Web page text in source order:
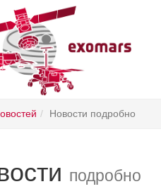
Новости подробно
подробно